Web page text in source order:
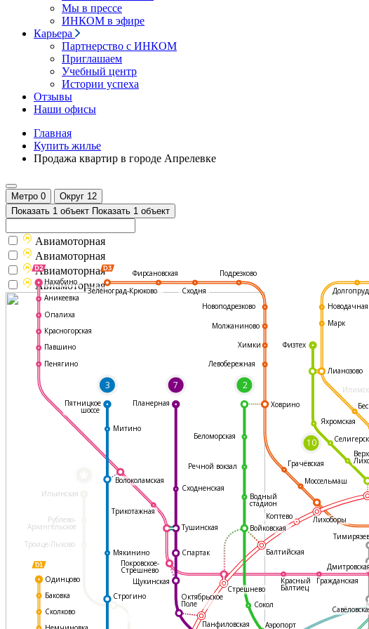
Мы в прессе
ИНКОМ в эфире
Карьера
Партнерство с ИНКОМ
Приглашаем
Учебный центр
Истории успеха
Отзывы
Наши офисы
Главная
Купить жилье
Продажа квартир в городе Апрелевке
Метро 0 Округ 12
Показать 1 объект Показать 1 объект
Ильинская
Рублево-
Архангельское
Троице-Лыково
3 7 2
10
Фирсановская
Сходня
Подрезково
Новоподрезково
Молжаниново
Химки
Левобережная
Ховрино
Грачёвская
Моссельмаш
Аэропорт
Сокол
Красный
Балтиец
Гражданская
Дмитровская
Коптево Лихоборы
Балтийская
Войковская
Водный
стадион
Сходненская
Трикотажная
Волоколамская
Тушинская
Мякинино
Строгино
Митино
Нахабино
Аникеевка
Опалиха
Красногорская
Павшино
Пенягино
Одинцово
Баковка
Сколково
Пятницкое
шоссе
Планерная
Спартак
Стрешнево
Щукинская
Октябрьское
Поле
Панфиловская
Физтех
Яхромская
Марк
Лианозово
Новодачная
Речной вокзал
Беломорская
Покровское-
Стрешнево
Зеленоград-Крюково
Авиамоторная
Авиамоторная
Авиамоторная
Авиамоторная